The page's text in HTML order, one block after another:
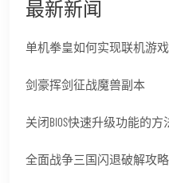
最新新闻
单机拳皇如何实现联机游戏
剑豪挥剑征战魔兽副本
关闭BIOS快速升级功能的方
全面战争三国闪退破解攻略